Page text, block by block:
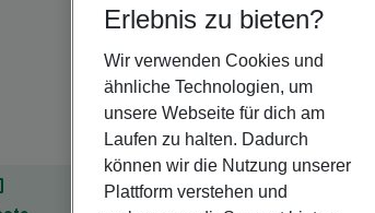
Erlebnis zu bieten?
Wir verwenden Cookies und
ähnliche Technologien, um
unsere Webseite für dich am
Laufen zu halten. Dadurch
können wir die Nutzung unserer
Plattform verstehen und